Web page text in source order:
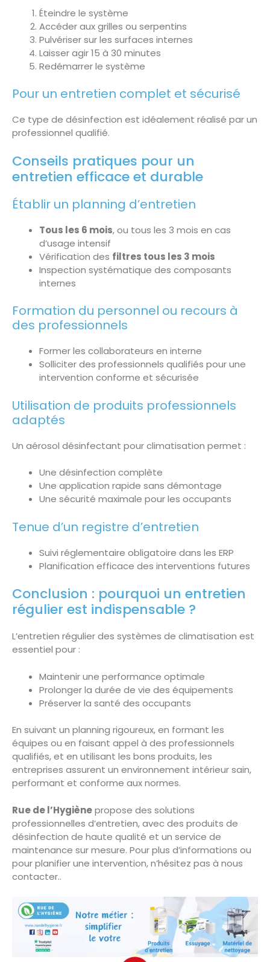
Éteindre le système
Accéder aux grilles ou serpentins
Pulvériser sur les surfaces internes
Laisser agir 15 à 30 minutes
Redémarrer le système
Pour un entretien complet et sécurisé
Ce type de désinfection est idéalement réalisé par un
professionnel qualifié.
Conseils pratiques pour un
entretien efficace et durable
Établir un planning d’entretien
Tous les 6 mois, ou tous les 3 mois en cas
d’usage intensif
Vérification des filtres tous les 3 mois
Inspection systématique des composants
internes
Formation du personnel ou recours à
des professionnels
Former les collaborateurs en interne
Solliciter des professionnels qualifiés pour une
intervention conforme et sécurisée
Utilisation de produits professionnels
adaptés
Un aérosol désinfectant pour climatisation permet :
Une désinfection complète
Une application rapide sans démontage
Une sécurité maximale pour les occupants
Tenue d’un registre d’entretien
Suivi réglementaire obligatoire dans les ERP
Planification efficace des interventions futures
Conclusion : pourquoi un entretien
régulier est indispensable ?
L’entretien régulier des systèmes de climatisation est
essentiel pour :
Maintenir une performance optimale
Prolonger la durée de vie des équipements
Préserver la santé des occupants
En suivant un planning rigoureux, en formant les
équipes ou en faisant appel à des professionnels
qualifiés, et en utilisant les bons produits, les
entreprises assurent un environnement intérieur sain,
performant et conforme aux normes.
Rue de l’Hygiènepropose des solutions
professionnelles d’entretien, avec des produits de
désinfection de haute qualité et un service de
maintenance sur mesure. Pour plus d’informations ou
pour planifier une intervention, n’hésitez pas à nous
contacter..